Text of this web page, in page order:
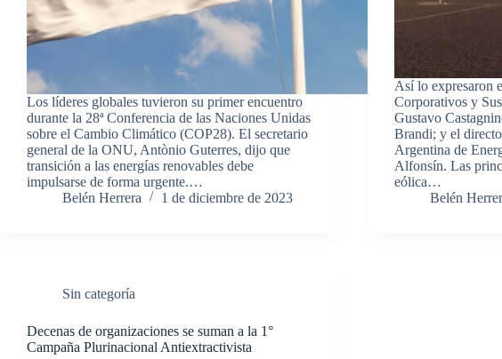
Los líderes globales tuvieron su primer encuentro
durante la 28ª Conferencia de las Naciones Unidas
sobre el Cambio Climático (COP28). El secretario
general de la ONU, Antònio Guterres, dijo que
transición a las energías renovables debe
impulsarse de forma urgente.…
Belén Herrera
1 de diciembre de 2023
Así lo expresaron
Corporativos y
Gustavo
Brandi; y el
Argentina de
Alfonsín. Las
eólica…
Belén
Sin categoría
Decenas de organizaciones se suman a la 1°
Campaña Plurinacional Antiextractivista